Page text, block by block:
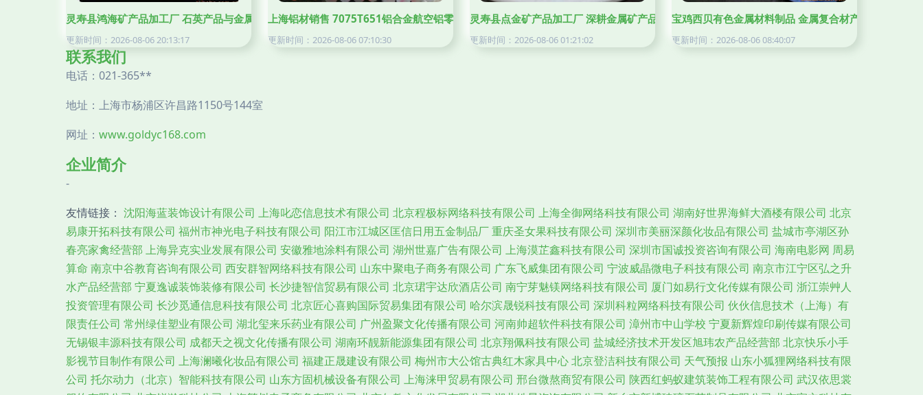
灵寿县鸿海矿产品加工厂 石英产品与金属矿产品列表
更新时间：2026-08-06 20:13:17
上海铝材销售 7075T651铝合金航空铝零切服务，品质之选——上海誉诚金属制品厂
更新时间：2026-08-06 07:10:30
灵寿县点金矿产品加工厂 深耕金属矿产品加工领域
更新时间：2026-08-06 01:21:02
宝鸡西贝有色金属材料制品 金属复合材产品与金属矿
更新时间：2026-08-06 08:40:07
联系我们
电话：021-365**
地址：上海市杨浦区许昌路1150号144室
网址： www.goldyc168.com
企业简介
-
友情链接： 沈阳海蓝装饰设计有限公司 上海叱恋信息技术有限公司 北京程极标网络科技有限公司 上海全御网络科技有限公司 湖南好世界海鲜大酒楼有限公司 北京
易康开拓科技有限公司 福州市神光电子科技有限公司 阳江市江城区匡信日用五金制品厂重庆圣女果科技有限公司 深圳市美丽深颜化妆品有限公司 盐城市亭湖区孙
春亮家禽经营部 上海异克实业发展有限公司 安徽雅地涂料有限公司 湖州世嘉广告有限公司 上海漠芷鑫科技有限公司 深圳市国诚投资咨询有限公司 海南电影网 周易
算命 南京中谷教育咨询有限公司 西安群智网络科技有限公司 山东中聚电子商务有限公司 广东飞威集团有限公司 宁波威晶微电子科技有限公司 南京市江宁区弘之升
水产品经营部 宁夏逸诚装饰装修有限公司 长沙捷智信贸易有限公司 北京珺宇达欣酒店公司 南宁芽魅镁网络科技有限公司 厦门如易行文化传媒有限公司 浙江崇艸人
投资管理有限公司 长沙觅通信息科技有限公司 北京匠心喜购国际贸易集团有限公司 哈尔滨晟锐科技有限公司 深圳科粒网络科技有限公司 伙伙信息技术（上海）有
限责任公司 常州绿佳塑业有限公司 湖北玺来乐药业有限公司 广州盈聚文化传播有限公司 河南帅超软件科技有限公司 漳州市中山学校 宁夏新辉煌印刷传媒有限公司
无锡银丰源科技有限公司 成都天之视文化传播有限公司 湖南环靓新能源集团有限公司 北京翔佩科技有限公司 盐城经济技术开发区旭玮农产品经营部 北京快乐小手
影视节目制作有限公司 上海澜曦化妆品有限公司 福建正晟建设有限公司 梅州市大公馆古典红木家具中心北京登洁科技有限公司 天气预报 山东小狐狸网络科技有限
公司 托尔动力（北京）智能科技有限公司 山东方固机械设备有限公司 上海涞甲贸易有限公司 邢台微熬商贸有限公司 陕西红蚂蚁建筑装饰工程有限公司 武汉依思裳